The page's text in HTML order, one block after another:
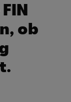
ob